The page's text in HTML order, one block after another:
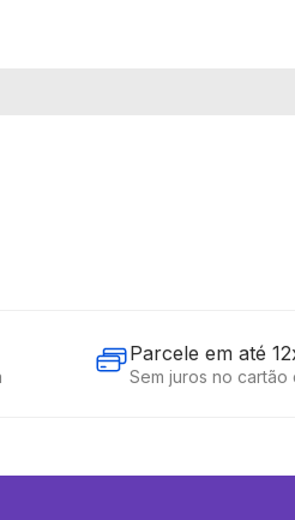
Parcele em até
Sem juros no